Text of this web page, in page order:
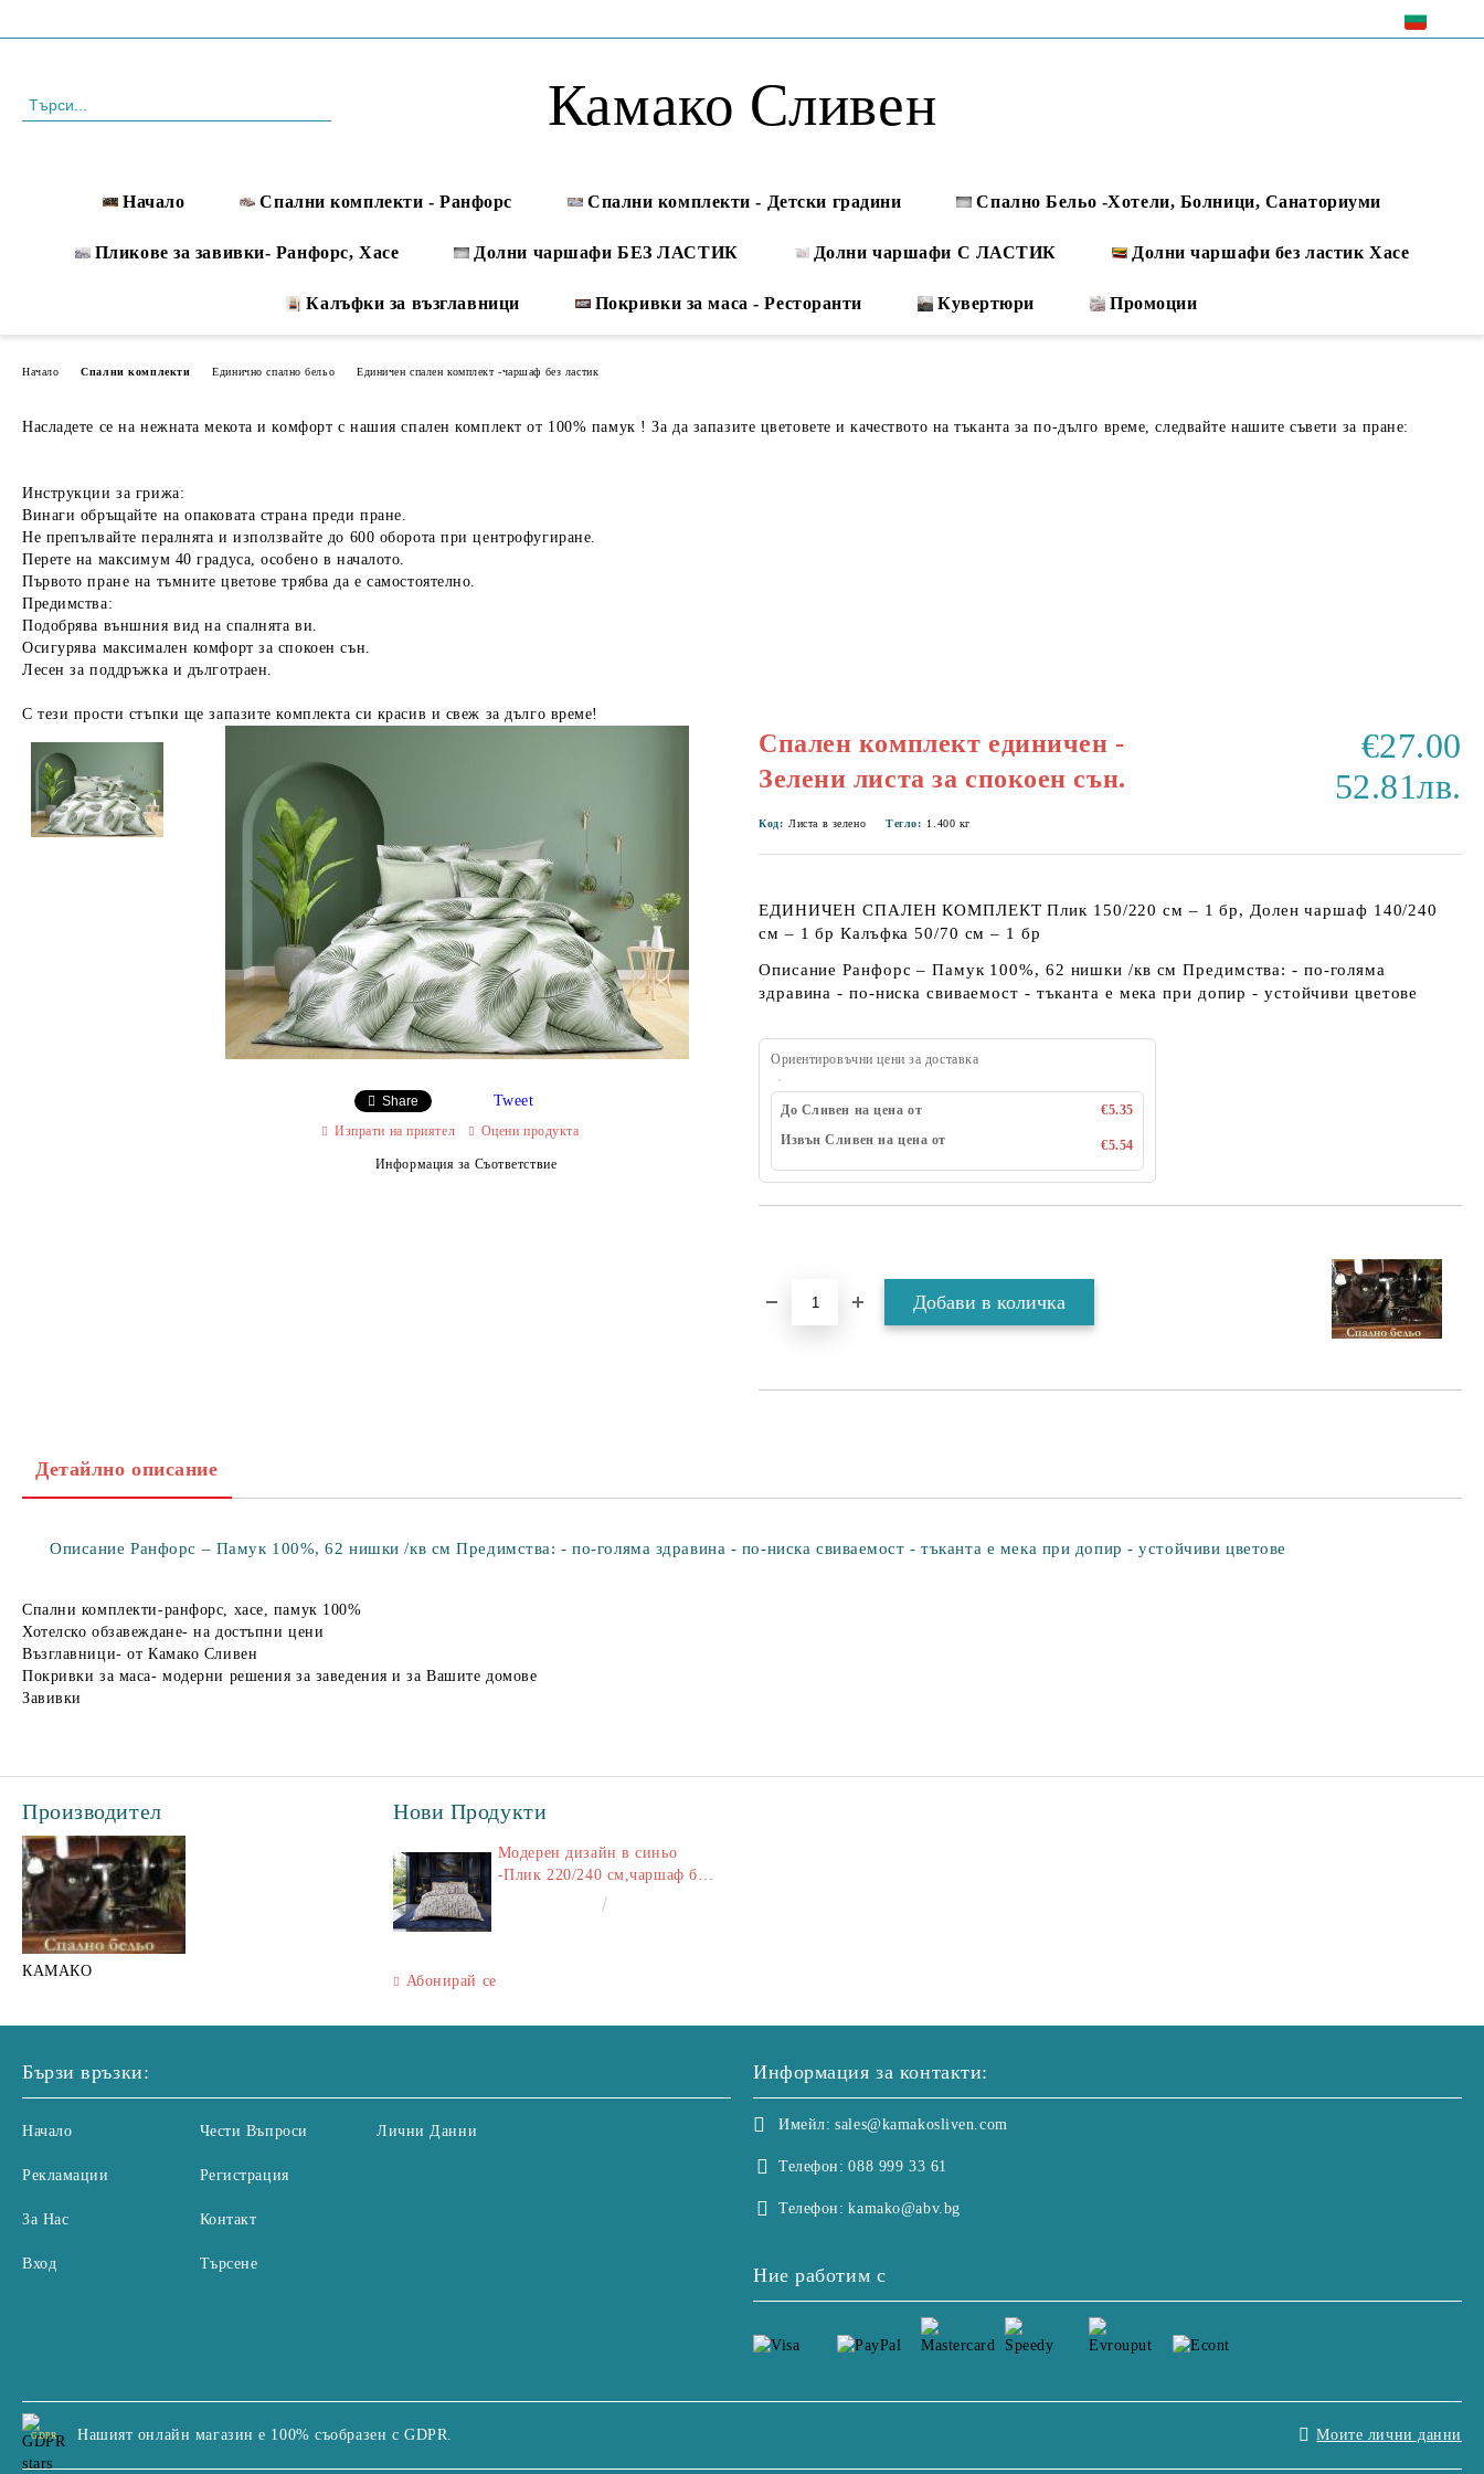
Камако Сливен
Начало Спални комплекти - Ранфорс Спални комплекти - Детски градини Спално Бельо -Хотели, Болници, Санаториуми
Пликове за завивки- Ранфорс, Хасе Долни чаршафи БЕЗ ЛАСТИК Долни чаршафи С ЛАСТИК Долни чаршафи без ластик Хасе
Калъфки за възглавници Покривки за маса - Ресторанти Кувертюри Промоции
Начало Спални комплекти Единично спално бельо Единичен спален комплект -чаршаф без ластик
Насладете се на нежната мекота и комфорт с нашия спален комплект от 100% памук ! За да запазите цветовете и качеството на тъканта за по-дълго време, следвайте нашите съвети за пране:
Инструкции за грижа:
Винаги обръщайте на опаковата страна преди пране.
Не препълвайте пералнята и използвайте до 600 оборота при центрофугиране.
Перете на максимум 40 градуса, особено в началото.
Първото пране на тъмните цветове трябва да е самостоятелно.
Предимства:
Подобрява външния вид на спалнята ви.
Осигурява максимален комфорт за спокоен сън.
Лесен за поддръжка и дълготраен.
С тези прости стъпки ще запазите комплекта си красив и свеж за дълго време!
Спален комплект единичен -
Зелени листа за спокоен сън.
€27.00
52.81лв.
Код: Листа в зелено Тегло: 1.400 кг
ЕДИНИЧЕН СПАЛЕН КОМПЛЕКТ Плик 150/220 см – 1 бр, Долен чаршаф 140/240
см – 1 бр Калъфка 50/70 см – 1 бр
Описание Ранфорс – Памук 100%, 62 нишки /кв см Предимства: - по-голяма
здравина - по-ниска свиваемост - тъканта е мека при допир - устойчиви цветове
Ориентировъчни цени за доставка
До Сливен на цена от
€5.35
Извън Сливен на цена от
€5.54
Share Tweet
Изпрати на приятел Оцени продукта
Информация за Съответствие
Детайлно описание
Описание Ранфорс – Памук 100%, 62 нишки /кв см Предимства: - по-голяма здравина - по-ниска свиваемост - тъканта е мека при допир - устойчиви цветове
Спални комплекти-ранфорс, хасе, памук 100%
Хотелско обзавеждане- на достъпни цени
Възглавници- от Камако Сливен
Покривки за маса- модерни решения за заведения и за Вашите домове
Завивки
Производител
КАМАКО
Нови Продукти
Модерен дизайн в синьо
-Плик 220/240 см,чаршаф без
ластик 240/260 см,калъфки
Абонирай се
Бързи връзки:
Начало
Рекламации
За Нас
Вход
Чести Въпроси
Регистрация
Контакт
Търсене
Лични Данни
Информация за контакти:
Имейл: sales@kamakosliven.com
Телефон: 088 999 33 61
Телефон: kamako@abv.bg
Ние работим с
GDPR Нашият онлайн магазин е 100% съобразен с GDPR. Моите лични данни